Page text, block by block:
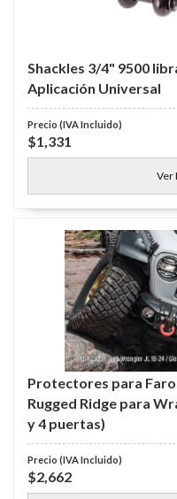
Shackles 3/4" 9500
Aplicación Universal
$1,331
Ver
Protectores para
Rugged Ridge para
y 4 puertas)
$2,662